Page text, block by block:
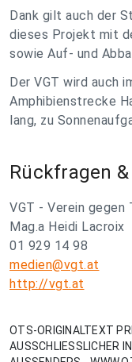
Dank gilt auch der
dieses Projekt mit
sowie Auf- und
Der VGT wird auch
Amphibienstrecke
lang, zu
Rückfragen
VGT - Verein gegen
Mag.a Heidi Lacroix
01 929 14 98
medien@vgt.at
http://vgt.at
OTS-ORIGINALTEXT
AUSSCHLIESSLICHER